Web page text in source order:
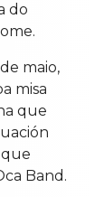
do
maio,
misa
que
Band.